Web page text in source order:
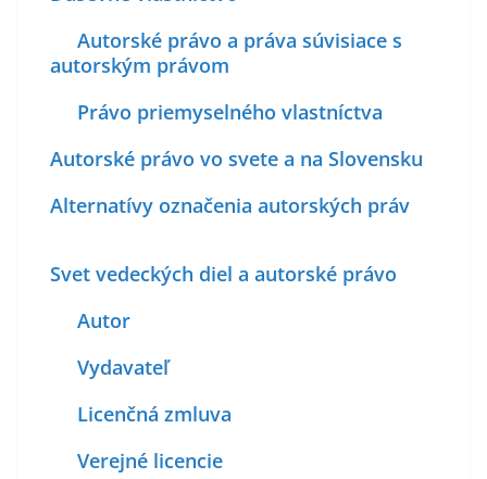
Autorské právo a práva súvisiace s
autorským právom
Právo priemyselného vlastníctva
Autorské právo vo svete a na Slovensku
Alternatívy označenia autorských práv
Svet vedeckých diel a autorské právo
Autor
Vydavateľ
Licenčná zmluva
Verejné licencie